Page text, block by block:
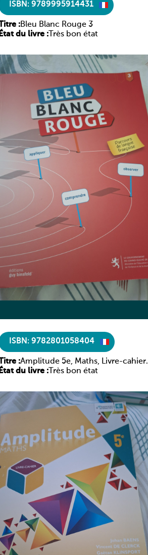
ISBN: 9789995914431
Titre :Bleu Blanc Rouge 3
État du livre : Très bon état
ISBN: 9782801058404
Titre :Amplitude 5e, Maths, Livre-cahier,
version luxembourgeoise
État du livre : Très bon état